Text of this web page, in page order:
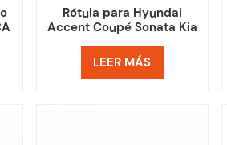
Rótula para Hyundai
Accent Coupé Sonata Kia
LEER MÁS